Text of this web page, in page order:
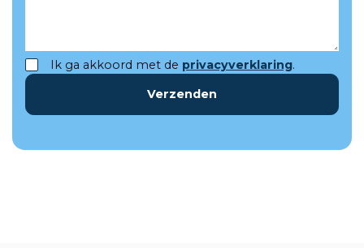
Ik ga akkoord met de privacyverklaring.
Verzenden